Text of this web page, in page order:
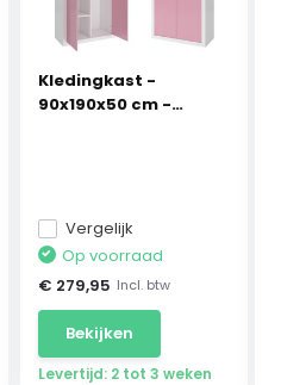
Kledingkast -
90x190x50 cm -
Vergelijk
Op voorraad
€ 279,95 Incl. btw
Bekijken
Levertijd: 2 tot 3 weken